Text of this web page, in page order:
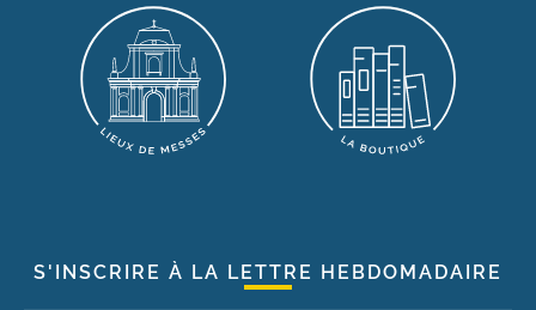
S'INSCRIRE À LA LETTRE HEBDOMADAIRE